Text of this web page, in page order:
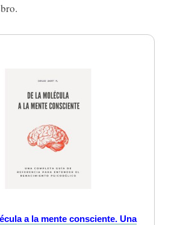
a la mente consciente. Una